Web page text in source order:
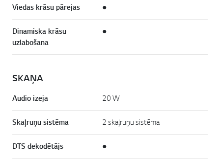
Viedas krāsu pārejas ●
Dinamiska krāsu
uzlabošana
●
SKAŅA
Audio izeja 20 W
Skaļruņu sistēma 2 skaļruņu sistēma
DTS dekodētājs ●